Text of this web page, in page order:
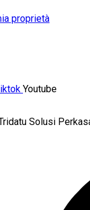
proprietà
Youtube
Solusi